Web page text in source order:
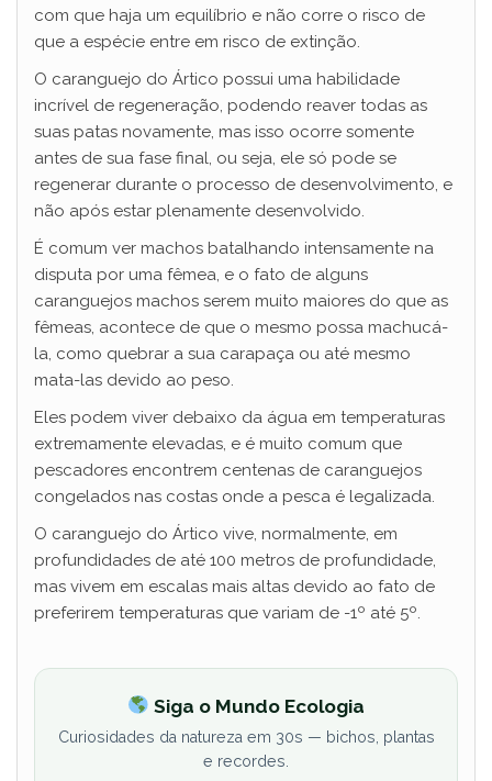
com que haja um equilíbrio e não corre o risco de
que a espécie entre em risco de extinção.
O caranguejo do Ártico possui uma habilidade
incrível de regeneração, podendo reaver todas as
suas patas novamente, mas isso ocorre somente
antes de sua fase final, ou seja, ele só pode se
regenerar durante o processo de desenvolvimento, e
não após estar plenamente desenvolvido.
É comum ver machos batalhando intensamente na
disputa por uma fêmea, e o fato de alguns
caranguejos machos serem muito maiores do que as
fêmeas, acontece de que o mesmo possa machucá-
la, como quebrar a sua carapaça ou até mesmo
mata-las devido ao peso.
Eles podem viver debaixo da água em temperaturas
extremamente elevadas, e é muito comum que
pescadores encontrem centenas de caranguejos
congelados nas costas onde a pesca é legalizada.
O caranguejo do Ártico vive, normalmente, em
profundidades de até 100 metros de profundidade,
mas vivem em escalas mais altas devido ao fato de
preferirem temperaturas que variam de -1º até 5º.
Siga o Mundo Ecologia
Curiosidades da natureza em 30s — bichos, plantas
e recordes.